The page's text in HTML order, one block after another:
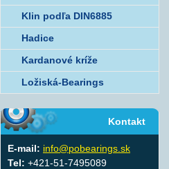
Klin podľa DIN6885
Hadice
Kardanové kríže
Ložiská-Bearings
Kontakt
E-mail: info@pobearings.sk
Tel: +421-51-7495089